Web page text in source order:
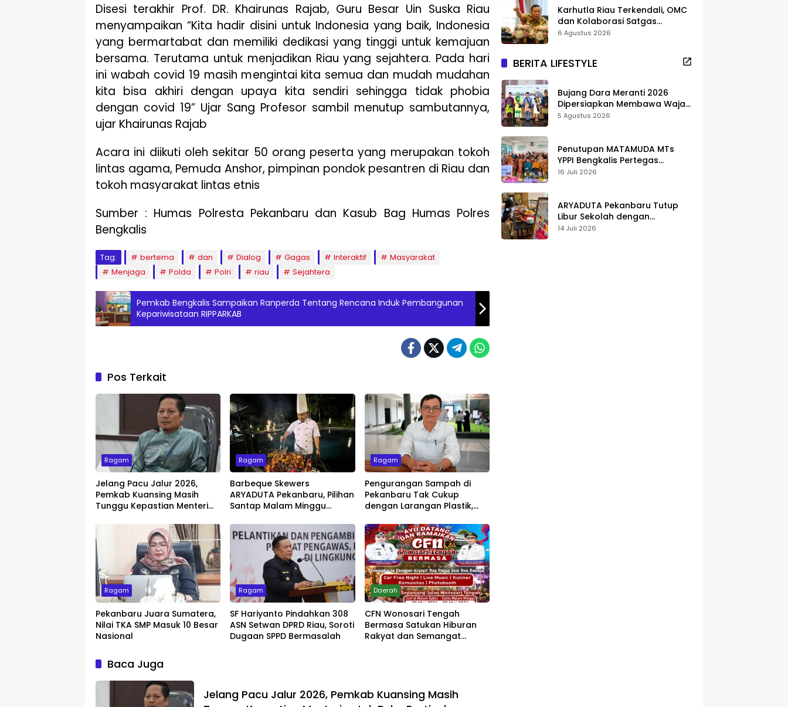
Disesi terakhir Prof. DR. Khairunas Rajab, Guru Besar Uin Suska Riau
menyampaikan “Kita hadir disini untuk Indonesia yang baik, Indonesia
yang bermartabat dan memiliki dedikasi yang tinggi untuk kemajuan
bersama. Terutama untuk menjadikan Riau yang sejahtera. Pada hari
ini wabah covid 19 masih mengintai kita semua dan mudah mudahan
kita bisa akhiri dengan upaya kita sendiri sehingga tidak phobia
dengan covid 19” Ujar Sang Profesor sambil menutup sambutannya,
ujar Khairunas Rajab
Acara ini diikuti oleh sekitar 50 orang peserta yang merupakan tokoh
lintas agama, Pemuda Anshor, pimpinan pondok pesantren di Riau dan
tokoh masyarakat lintas etnis
Sumber : Humas Polresta Pekanbaru dan Kasub Bag Humas Polres
Bengkalis
Tag: bertema dan Dialog Gagas Interaktif
Masyarakat
Menjaga
Polda Polri riau Sejahtera
Pemkab Bengkalis Sampaikan Ranperda Tentang Rencana Induk Pembangunan
Kepariwisataan RIPPARKAB
Pos Terkait
Ragam
Jelang Pacu Jalur 2026,
Pemkab Kuansing Masih
Tunggu Kepastian Menteri
Ragam
Barbeque Skewers
ARYADUTA Pekanbaru, Pilihan
Santap Malam Minggu
Ragam
Pengurangan Sampah di
Pekanbaru Tak Cukup
dengan Larangan Plastik,
Penentu
Ragam
Pekanbaru Juara Sumatera,
Nilai TKA SMP Masuk 10 Besar
Nasional
Ragam
SF Hariyanto Pindahkan 308
ASN Setwan DPRD Riau, Soroti
Dugaan SPPD Bermasalah
Daerah
CFN Wonosari Tengah
Bermasa Satukan Hiburan
Rakyat dan Semangat
Baca Juga
Jelang Pacu Jalur 2026, Pemkab Kuansing Masih
Karhutla Riau Terkendali, OMC
dan Kolaborasi Satgas
Berhasil Tekan Titik Api
6 Agustus 2026
BERITA LIFESTYLE
Bujang Dara Meranti 2026
Dipersiapkan Membawa Wajah
Daerah ke Publik
5 Agustus 2026
Penutupan MATAMUDA MTs
YPPI Bengkalis Pertegas
Pendidikan Berbasis Adat dan
16 Juli 2026
ARYADUTA Pekanbaru Tutup
Libur Sekolah dengan
Pengalaman Staycation
14 Juli 2026